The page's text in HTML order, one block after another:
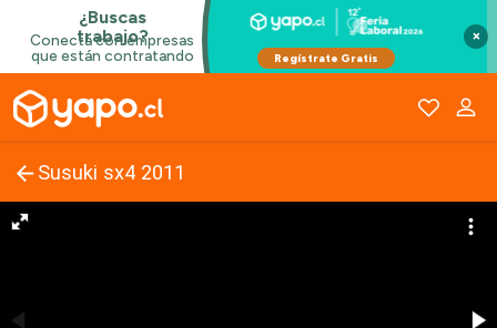
×
Susuki sx4 2011